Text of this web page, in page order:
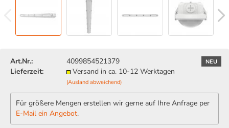
NEU
Art.Nr.:
4099854521379
Lieferzeit:
Versand in ca. 10-12 Werktagen
(Ausland abweichend)
Für größere Mengen erstellen wir gerne auf Ihre Anfrage per
E-Mail ein Angebot.